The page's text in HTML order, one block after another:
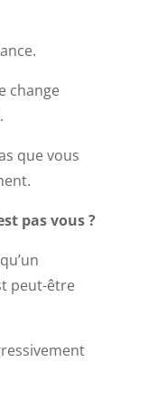
change
que vous
pas vous ?
peut-être